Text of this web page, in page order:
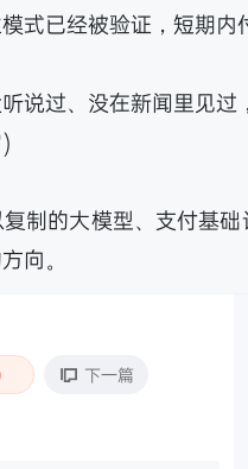
式已经被验证，短期
说过、没在新闻里见
制的大模型、支付基
向。
下一篇